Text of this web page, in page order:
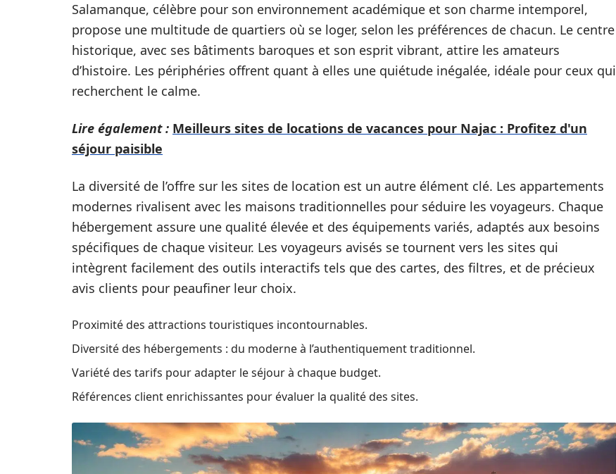
Salamanque, célèbre pour son environnement académique et son charme intemporel,
propose une multitude de quartiers où se loger, selon les préférences de chacun. Le centre
historique, avec ses bâtiments baroques et son esprit vibrant, attire les amateurs
d’histoire. Les périphéries offrent quant à elles une quiétude inégalée, idéale pour ceux qui
recherchent le calme.
Lire également : Meilleurs sites de locations de vacances pour Najac : Profitez d'un
séjour paisible
La diversité de l’offre sur les sites de location est un autre élément clé. Les appartements
modernes rivalisent avec les maisons traditionnelles pour séduire les voyageurs. Chaque
hébergement assure une qualité élevée et des équipements variés, adaptés aux besoins
spécifiques de chaque visiteur. Les voyageurs avisés se tournent vers les sites qui
intègrent facilement des outils interactifs tels que des cartes, des filtres, et de précieux
avis clients pour peaufiner leur choix.
Proximité des attractions touristiques incontournables.
Diversité des hébergements : du moderne à l’authentiquement traditionnel.
Variété des tarifs pour adapter le séjour à chaque budget.
Références client enrichissantes pour évaluer la qualité des sites.